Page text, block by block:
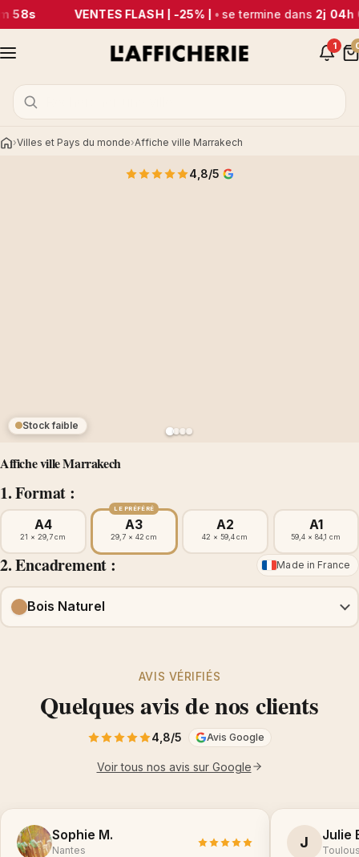
58s VENTES FLASH | -25% | •se termine dans2j 04h
1
AccueilVilles et Pays du monde Affiche ville Marrakech
Affiche ville Marrakech
1. Format :
Stock faible
4,8/5
A4
21 × 29,7 cm
LE PRÉFÉRÉ
A3
29,7 × 42 cm
A2
42 × 59,4 cm
A1
59,4 × 84,1 cm
2. Encadrement : Made in France
Bois Naturel
AVIS VÉRIFIÉS
Quelques avis de nos clients
4,8/5 Avis Google
Voir tous nos avis sur Google
Sophie M.
Nantes J Julie